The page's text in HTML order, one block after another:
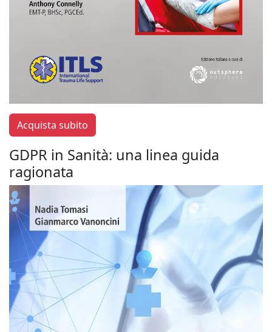
Acquista subito
GDPR in Sanità: una linea guida
ragionata